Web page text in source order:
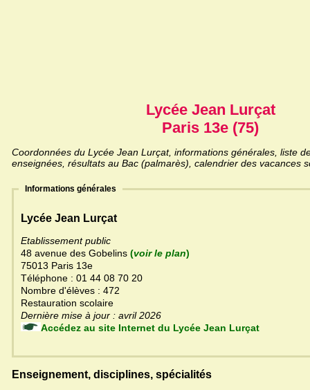
Lycée Jean Lurçat
Paris 13e (75)
Coordonnées du Lycée Jean Lurçat, informations générales, liste
enseignées, résultats au Bac (palmarès), calendrier des vacances
Informations générales
Lycée Jean Lurçat
Etablissement public
48 avenue des Gobelins (voir le plan)
75013 Paris 13e
Téléphone : 01 44 08 70 20
Nombre d'élèves : 472
Restauration scolaire
Dernière mise à jour : avril 2026
Accédez au site Internet du Lycée Jean Lurçat
Enseignement, disciplines, spécialités